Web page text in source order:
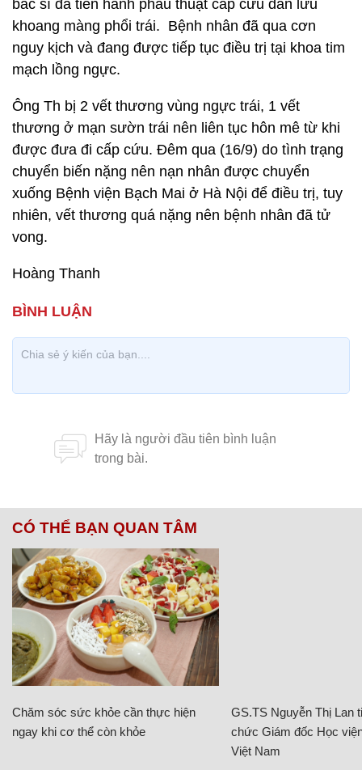
bác sĩ đã tiến hành phẫu thuật cấp cứu dẫn lưu
khoang màng phổi trái. Bệnh nhân đã qua cơn
nguy kịch và đang được tiếp tục điều trị tại khoa tim
mạch lồng ngực.
Ông Th bị 2 vết thương vùng ngực trái, 1 vết
thương ở mạn sườn trái nên liên tục hôn mê từ khi
được đưa đi cấp cứu. Đêm qua (16/9) do tình trạng
chuyển biến nặng nên nạn nhân được chuyển
xuống Bệnh viện Bạch Mai ở Hà Nội để điều trị, tuy
nhiên, vết thương quá nặng nên bệnh nhân đã tử
vong.
Hoàng Thanh
CÓ THỂ BẠN QUAN TÂM
Chăm sóc sức khỏe cần thực hiện
ngay khi cơ thể còn khỏe
GS.TS Nguyễn Thị Lan
chức Giám đốc Học
Việt Nam